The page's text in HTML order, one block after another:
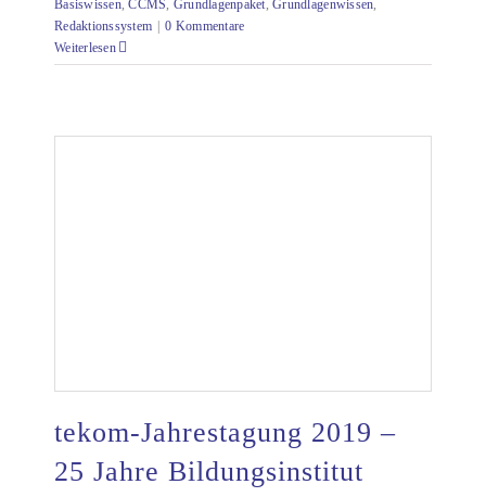
Basiswissen,CCMS, Grundlagenpaket,Grundlagenwissen,
Redaktionssystem
0 Kommentare
Weiterlesen
tekom-Jahrestagung 2019 –
25 Jahre Bildungsinstitut